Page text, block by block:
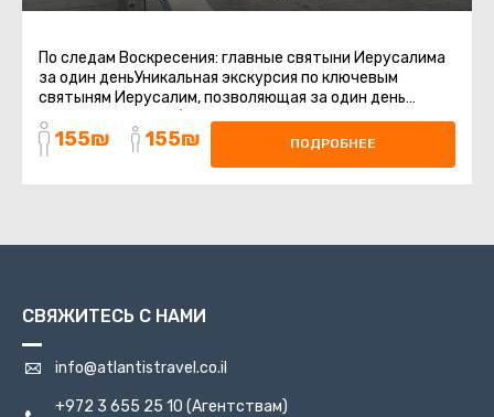
По следам Воскресения: главные святыни Иерусалима
за один деньУникальная экскурсия по ключевым
святыням Иерусалим, позволяющая за один день
прикоснуться к событиям ...
155₪ 155₪ ПОДРОБНЕЕ
СВЯЖИТЕСЬ С НАМИ
info@atlantistravel.co.il
+972 3 655 25 10 (Агентствам)